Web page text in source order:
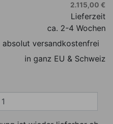
2.115,00 €
Lieferzeit
ca. 2-4 Wochen
absolut versandkostenfrei
in ganz EU & Schweiz